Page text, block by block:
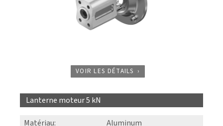
VOIR LES DÉTAILS
Lanterne moteur 5 kN
Matériau: Aluminum